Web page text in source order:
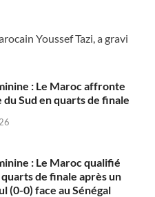
Youssef Tazi, a gravi
: Le Maroc affronte
du Sud en quarts de finale
: Le Maroc qualifié
de finale après un
(0-0) face au Sénégal